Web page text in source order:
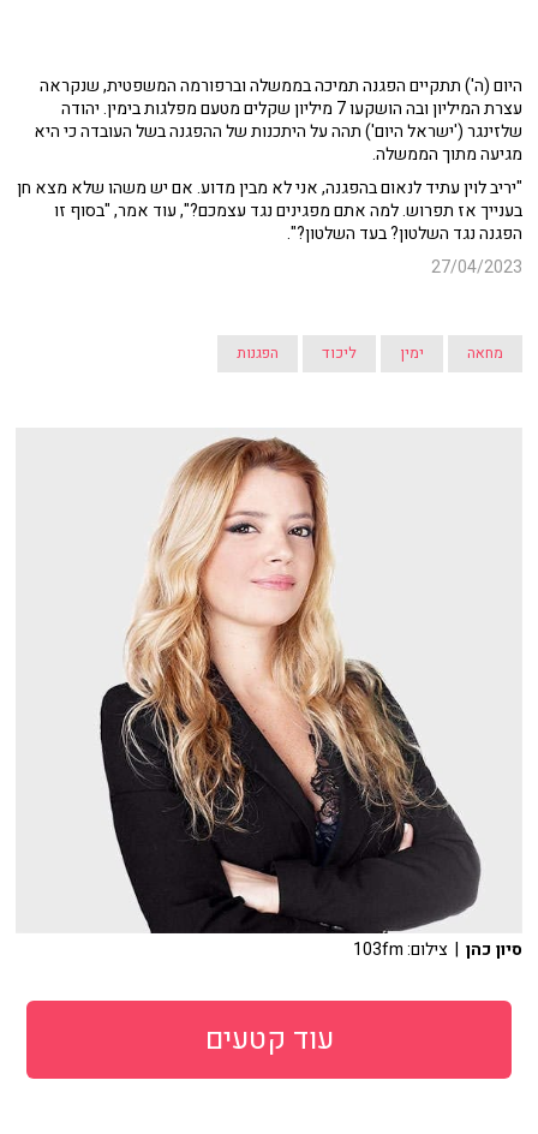
היום (ה') תתקיים הפגנה תמיכה בממשלה וברפורמה המשפטית, שנקראה
עצרת המיליון ובה הושקעו 7 מיליון שקלים מטעם מפלגות בימין. יהודה
שלזינגר ('ישראל היום') תהה על היתכנות של ההפגנה בשל העובדה כי היא
מגיעה מתוך הממשלה.
"יריב לוין עתיד לנאום בהפגנה, אני לא מבין מדוע. אם יש משהו שלא מצא חן
בענייך אז תפרוש. למה אתם מפגינים נגד עצמכם?", עוד אמר, "בסוף זו
הפגנה נגד השלטון? בעד השלטון?".
27/04/2023
מחאה ימין ליכוד הפגנות
סיון כהן | צילום: 103fm
עוד קטעים